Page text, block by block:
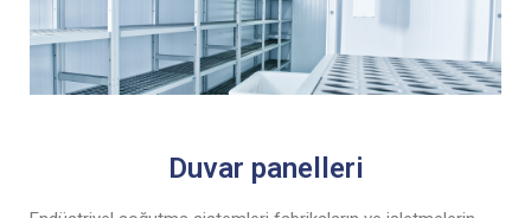
Duvar panelleri